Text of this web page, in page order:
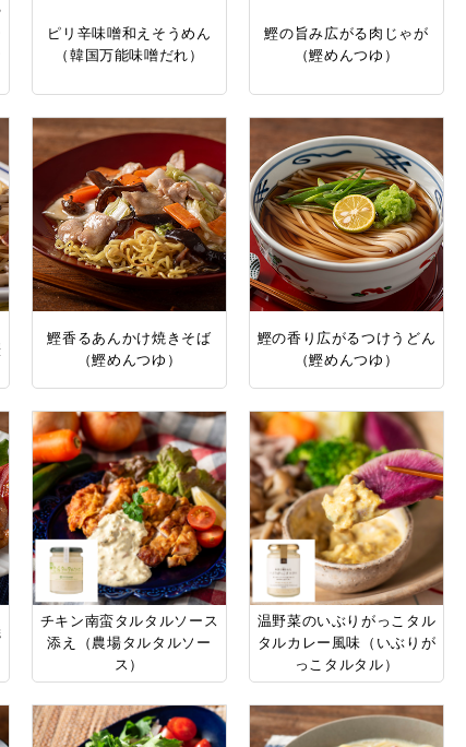
ピリ辛味噌和えそうめん
（韓国万能味噌だれ）
鰹の旨み広がる肉じゃが
（鰹めんつゆ）
鰹香るあんかけ焼きそば
（鰹めんつゆ）
鰹の香り広がるつけうどん
（鰹めんつゆ）
チキン南蛮タルタルソース
添え（農場タルタルソー
ス）
温野菜のいぶりがっこタル
タルカレー風味（いぶりが
っこタルタル）